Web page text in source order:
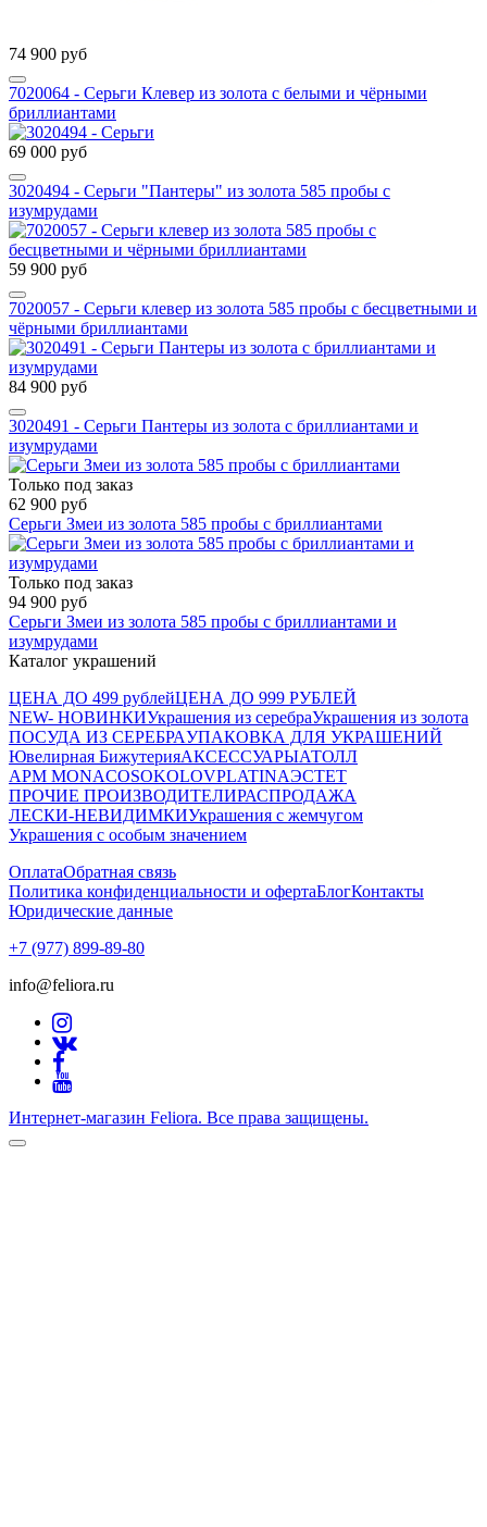
74 900 руб
7020064 - Серьги Клевер из золота с белыми и чёрными
бриллиантами
69 000 руб
3020494 - Серьги "Пантеры" из золота 585 пробы с
изумрудами
59 900 руб
7020057 - Серьги клевер из золота 585 пробы с бесцветными и
чёрными бриллиантами
84 900 руб
3020491 - Серьги Пантеры из золота с бриллиантами и
изумрудами
Только под заказ
62 900 руб
Серьги Змеи из золота 585 пробы с бриллиантами
Только под заказ
94 900 руб
Серьги Змеи из золота 585 пробы с бриллиантами и
изумрудами
Каталог украшений
ЦЕНА ДО 499 рублейЦЕНА ДО 999 РУБЛЕЙ
NEW- НОВИНКИУкрашения из серебраУкрашения из золота
ПОСУДА ИЗ СЕРЕБРАУПАКОВКА ДЛЯ УКРАШЕНИЙ
Ювелирная БижутерияАКСЕССУАРЫАТОЛЛ
APM MONACOSOKOLOVPLATINAЭСТЕТ
ПРОЧИЕ ПРОИЗВОДИТЕЛИРАСПРОДАЖА
ЛЕСКИ-НЕВИДИМКИУкрашения с жемчугом
Украшения с особым значением
ОплатаОбратная связь
Политика конфиденциальности и офертаБлогКонтакты
Юридические данные
+7 (977) 899-89-80
info@feliora.ru
Интернет-магазин Feliora. Все права защищены.